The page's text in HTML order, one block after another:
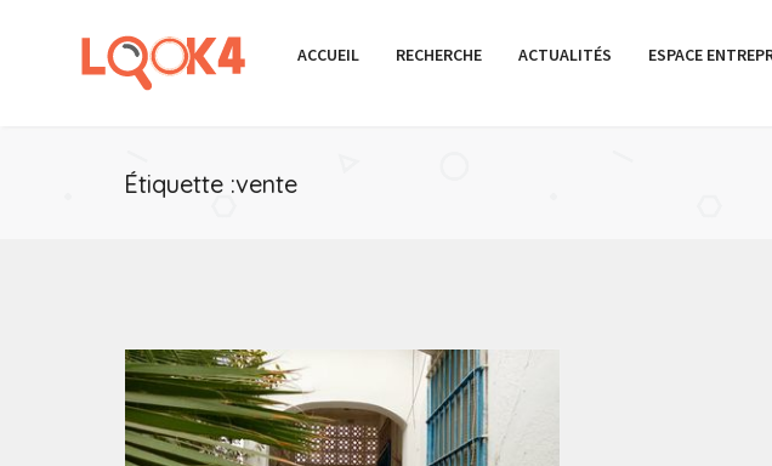
ACCUEIL RECHERCHE ACTUALITÉS ESPACE
Étiquette :vente